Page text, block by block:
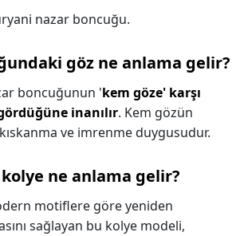
nazar boncuğu.
göz ne anlama gelir?
boncuğunun 'kem göze' karşı
inanılır. Kem gözün
ve imrenme duygusudur.
ne anlama gelir?
motiflere göre yeniden
sağlayan bu kolye modeli,